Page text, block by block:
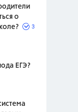
о
3
ЕГЭ?